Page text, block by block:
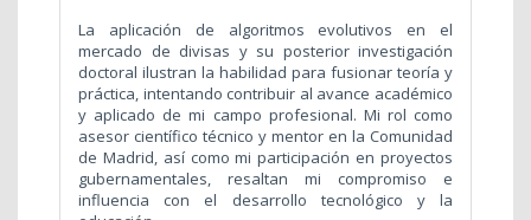
La aplicación de algoritmos evolutivos en el
mercado de divisas y su posterior investigación
doctoral ilustran la habilidad para fusionar teoría y
práctica, intentando contribuir al avance académico
y aplicado de mi campo profesional. Mi rol como
asesor científico técnico y mentor en la Comunidad
de Madrid, así como mi participación en proyectos
gubernamentales, resaltan mi compromiso e
influencia con el desarrollo tecnológico y la